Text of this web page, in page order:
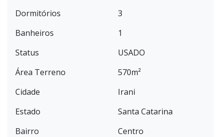
Dormitórios
3
Banheiros
1
Status
USADO
Área Terreno
570m²
Cidade
Irani
Estado
Santa Catarina
Bairro
Centro